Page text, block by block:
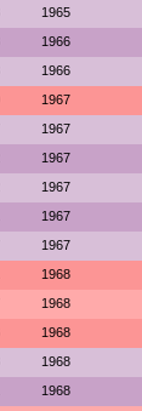
1965
1966
1966
1967
1967
1967
1967
1967
1967
1968
1968
1968
1968
1968